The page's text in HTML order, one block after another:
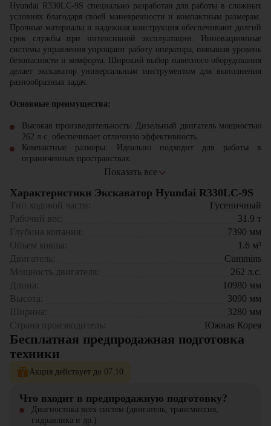
Hyundai R330LC-9S специально разработан для работы в сложных
условиях благодаря своей маневренности и компактным размерам.
Прочные материалы и надежная конструкция обеспечивают долгий
срок службы при интенсивной эксплуатации. Инновационные
системы управления упрощают работу оператора, повышая уровень
безопасности и комфорта. Широкий выбор навесного оборудования
делает экскаватор универсальным инструментом для выполнения
разнообразных задач.
Основные преимущества:
Высокая производительность: Дизельный двигатель мощностью
262 л.с. обеспечивает отличную эффективность.
Компактные размеры: Идеально подходит для работы в
ограниченных пространствах.
Надежная гидравлика: Обеспечивает точность и плавность
Прочная конструкция: Долговечность и надежность в
эксплуатации.
Универсальность: Возможность использования различных
навесных устройств.
Hyundai R330LC-9S станет незаменимым помощником для
выполнения самых разнообразных задач на строительных
площадках.
Показать все
Характеристики Экскаватор Hyundai R330LC-9S
Тип ходовой части:
Гусеничный
Рабочий вес:
31.9 т
Глубина копания:
7390 мм
Объем ковша:
1.6 м³
Двигатель:
Cummins
Мощность двигателя:
262 л.с.
Длина:
10980 мм
Высота:
3090 мм
Ширина:
3280 мм
Страна производитель:
Южная Корея
Бесплатная предпродажная подготовка
техники
Акция действует до 07.10
Что входит в предпродажную подготовку?
Диагностика всех систем (двигатель, трансмиссия,
гидравлика и др.)